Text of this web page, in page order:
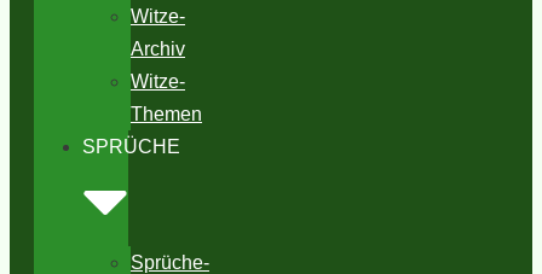
Witze-
Archiv
Witze-
Themen
SPRÜCHE
Sprüche-